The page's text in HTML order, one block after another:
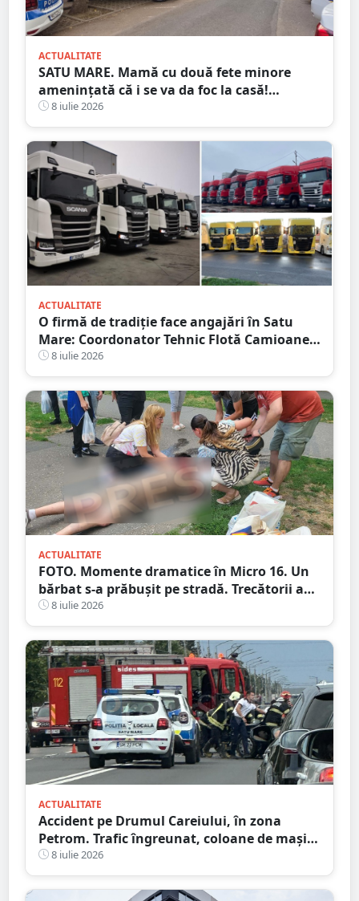
ACTUALITATE
SATU MARE. Mamă cu două fete minore
amenințată că i se va da foc la casă!
Agresorul: ”Acum începe distracția”
8 iulie 2026
ACTUALITATE
O firmă de tradiție face angajări în Satu
Mare: Coordonator Tehnic Flotă Camioane,
Dispecer Transport Marfă Internațional,
Contabil cu Experiență
8 iulie 2026
ACTUALITATE
FOTO. Momente dramatice în Micro 16. Un
bărbat s-a prăbușit pe stradă. Trecătorii au
intervenit imediat și i-au salvat viața
8 iulie 2026
ACTUALITATE
Accident pe Drumul Careiului, în zona
Petrom. Trafic îngreunat, coloane de mașini
spre Auchan
8 iulie 2026